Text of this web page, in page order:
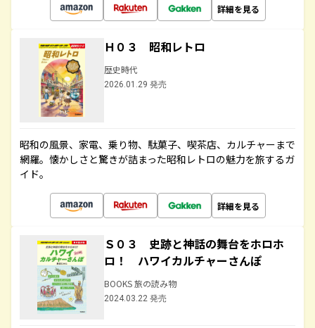
詳細を見る
Ｈ０３ 昭和レトロ
歴史時代
2026.01.29 発売
昭和の風景、家電、乗り物、駄菓子、喫茶店、カルチャーまで
網羅。懐かしさと驚きが詰まった昭和レトロの魅力を旅するガ
イド。
詳細を見る
Ｓ０３ 史跡と神話の舞台をホロホ
ロ！ ハワイカルチャーさんぽ
BOOKS 旅の読み物
2024.03.22 発売